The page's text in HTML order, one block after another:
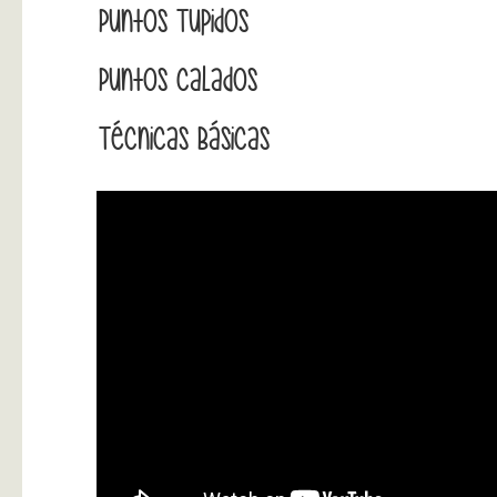
Puntos Tupidos
Puntos Calados
Técnicas Básicas